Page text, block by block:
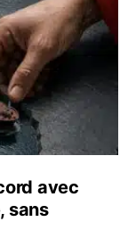
avec
sans